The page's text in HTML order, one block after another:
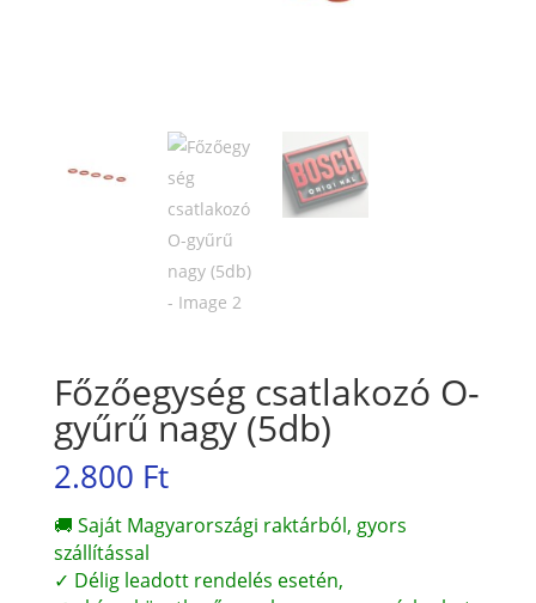
Főzőegység csatlakozó O-
gyűrű nagy (5db)
2.800 Ft
🚚 Saját Magyarországi raktárból, gyors
szállítással
✓ Délig leadott rendelés esetén,